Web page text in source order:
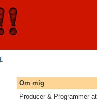
Om mig
Producer & Programmer at